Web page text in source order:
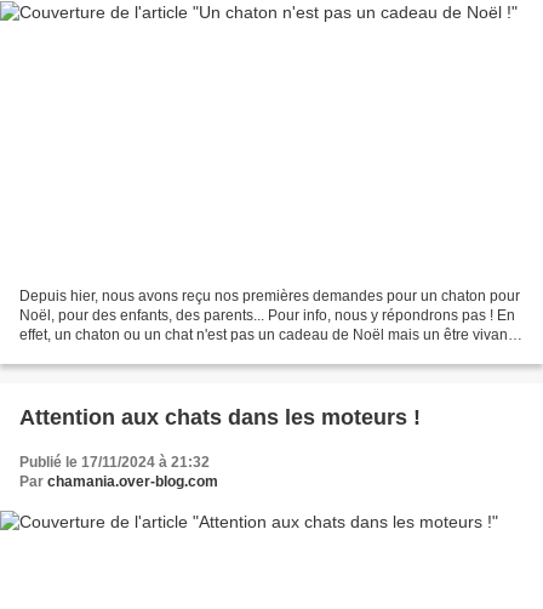
Depuis hier, nous avons reçu nos premières demandes pour un chaton pour
Noël, pour des enfants, des parents... Pour info, nous y répondrons pas ! En
effet, un chaton ou un chat n'est pas un cadeau de Noël mais un être vivant
Attention aux chats dans les moteurs !
Publié le 17/11/2024 à 21:32
Par chamania.over-blog.com